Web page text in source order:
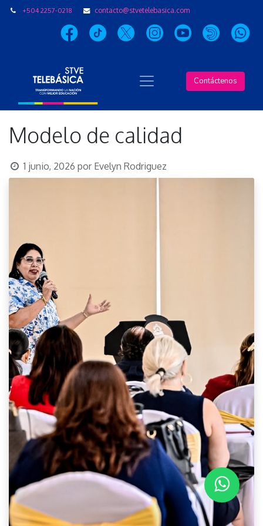
+504 2257-0218 contacto@stvetelebasica.com
Contáctenos
Modelo de calidad
1 junio, 2026 por Evelyn Rodriguez